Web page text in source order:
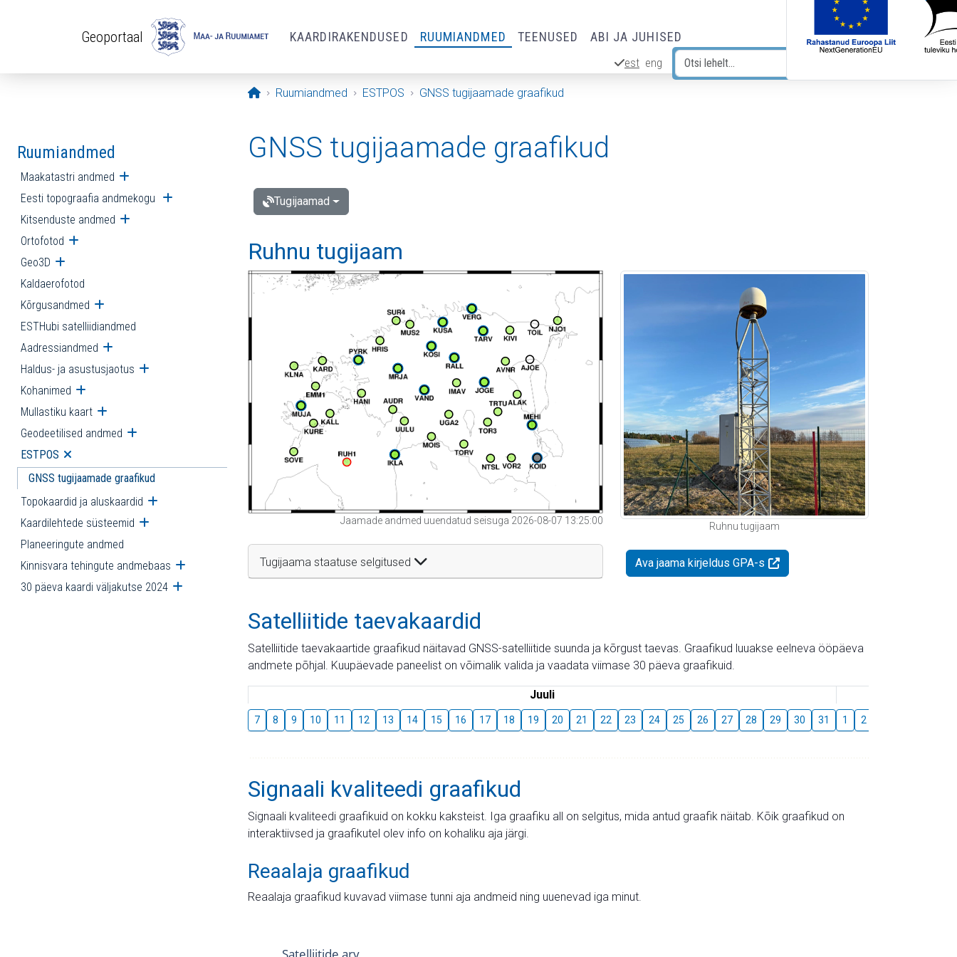
Geoportaal KAARDIRAKENDUSED RUUMIANDMED TEENUSED ABI JA JUHISED
est eng
Avaleht
Ruumiandmed ESTPOS GNSS tugijaamade graafikud
Ruumiandmed
Maakatastri andmed Ava alammenüü
Eesti topograafia andmekogu Ava alammenüü
Kitsenduste andmed Ava alammenüü
Ortofotod Ava alammenüü
Geo3D Ava alammenüü
Kaldaerofotod
Kõrgusandmed Ava alammenüü
ESTHubi satelliidiandmed
Aadressiandmed Ava alammenüü
Haldus- ja asustusjaotus Ava alammenüü
Kohanimed Ava alammenüü
Mullastiku kaart Ava alammenüü
Geodeetilised andmed Ava alammenüü
ESTPOS Ava alammenüü
GNSS tugijaamade graafikud
Topokaardid ja aluskaardid Ava alammenüü
Kaardilehtede süsteemid Ava alammenüü
Planeeringute andmed
Kinnisvara tehingute andmebaas Ava alammenüü
30 päeva kaardi väljakutse 2024 Ava alammenüü
GNSS tugijaamade graafikud
Tugijaamad
Ruhnu tugijaam
Jaamade andmed uuendatud seisuga 2026-08-07 13:25:00
Tugijaama staatuse selgitused
Ruhnu tugijaam
Ava jaama kirjeldus GPA-s
Satelliitide taevakaardid
Satelliitide taevakaartide graafikud näitavad GNSS-satelliitide suunda ja kõrgust taevas. Graafikud luuakse eelneva ööpäeva
andmete põhjal. Kuupäevade paneelist on võimalik valida ja vaadata viimase 30 päeva graafikuid.
Juuli
7 8 9 10 11 12 13 14 15 16 17 18 19 20 21 22 23 24 25 26 27 28 29 30 31 1 2
Signaali kvaliteedi graafikud
Signaali kvaliteedi graafikuid on kokku kaksteist. Iga graafiku all on selgitus, mida antud graafik näitab. Kõik graafikud on
interaktiivsed ja graafikutel olev info on kohaliku aja järgi.
Reaalaja graafikud
Reaalaja graafikud kuvavad viimase tunni aja andmeid ning uuenevad iga minut.